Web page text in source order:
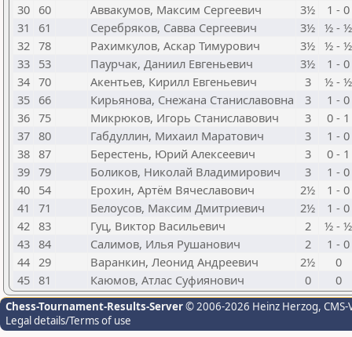
30 60 Аввакумов, Максим Сергеевич 3½
1 - 0
31
61 Серебряков, Савва Сергеевич 3½ ½ - ½
32 78 Рахимкулов, Аскар Тимурович 3½ ½ - ½
33 53 Паурчак, Даниил Евгеньевич 3½
1 - 0
34 70 Акентьев, Кирилл Евгеньевич 3
½ - ½
35 66 Кирьянова, Снежана Станиславовна 3
1 - 0
36 75 Микрюков, Игорь Станиславович 3
0 - 1
37 80 Габдуллин, Михаил Маратович 3
1 - 0
38 87 Берестень, Юрий Алексеевич 3
0 - 1
39 79 Боликов, Николай Владимирович 3
1 - 0
40 54 Ерохин, Артём Вячеславович 2½
1 - 0
41
71 Белоусов, Максим Дмитриевич 2½
1 - 0
42 83 Гуц, Виктор Васильевич 2
½ - ½
43 84 Салимов, Илья Рушанович 2
1 - 0
44 29 Варанкин, Леонид Андреевич 2½
0
45 81 Каюмов, Атлас Суфиянович 0 0
Chess-Tournament-Results-Server© 2006-2026 Heinz Herzog,
Legal details/Terms of use